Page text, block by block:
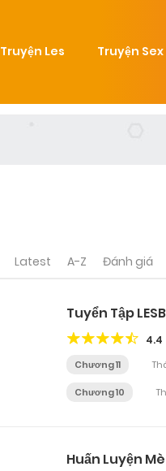
Truyện Les Truyện Sex
Latest A-Z Đánh giá
Tuyển Tập
4.4
Chương 11
Chương 10
Huấn Luyện